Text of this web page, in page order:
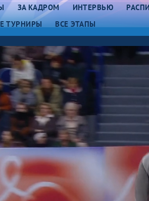
ЗА КАДРОМ ИНТЕРВЬЮ
ТУРНИРЫ
III. Юниоры.
II. Красноярск
Юниоры. Казань
Этап III.
Этап V.
Этап IV.
ВСЕ ЭТАПЫ